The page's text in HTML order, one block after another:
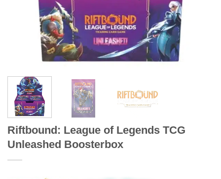
Riftbound: League of Legends TCG
Unleashed Boosterbox